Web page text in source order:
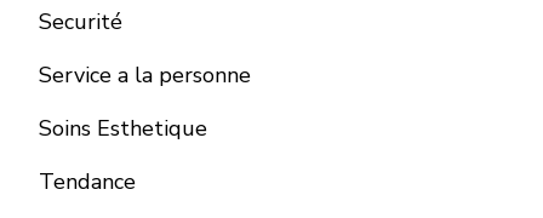
Securité
Service a la personne
Soins Esthetique
Tendance